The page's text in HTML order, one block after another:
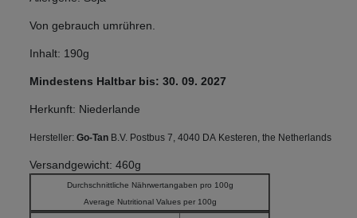
Von gebrauch umrühren.
Inhalt: 190g
Mindestens Haltbar bis: 30. 09. 2027
Herkunft: Niederlande
Hersteller: Go-Tan B.V. Postbus 7, 4040 DA Kesteren, the Netherlands
Versandgewicht: 460g
Durchschnittliche Nährwertangaben pro 100g
Average Nutritional Values per 100g